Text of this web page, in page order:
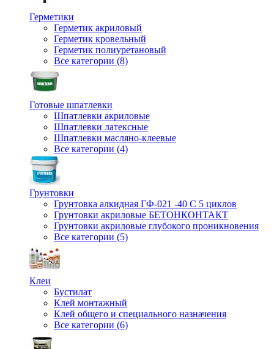
Герметики
Герметик акриловый
Герметик кровельный
Герметик полиуретановый
Все категории (8)
Готовые шпатлевки
Шпатлевки акриловые
Шпатлевки латексные
Шпатлевки масляно-клеевые
Все категории (4)
Грунтовки
Грунтовка алкидная ГФ-021 -40 С 5 циклов
Грунтовки акриловые БЕТОНКОНТАКТ
Грунтовки акриловые глубокого проникновения
Все категории (5)
Клеи
Бустилат
Клей монтажный
Клей общего и специального назначения
Все категории (6)